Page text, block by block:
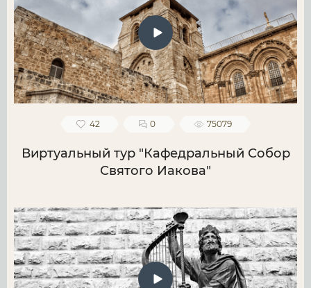
42 0 75079
Виртуальный тур "Кафедральный Собор
Святого Иакова"